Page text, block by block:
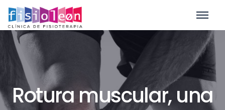
Rotura muscular, una